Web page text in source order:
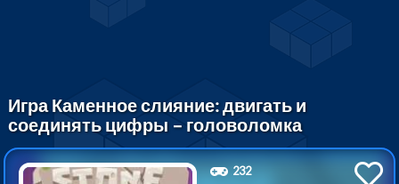
Игра Каменное слияние: двигать и
соединять цифры – головоломка
232